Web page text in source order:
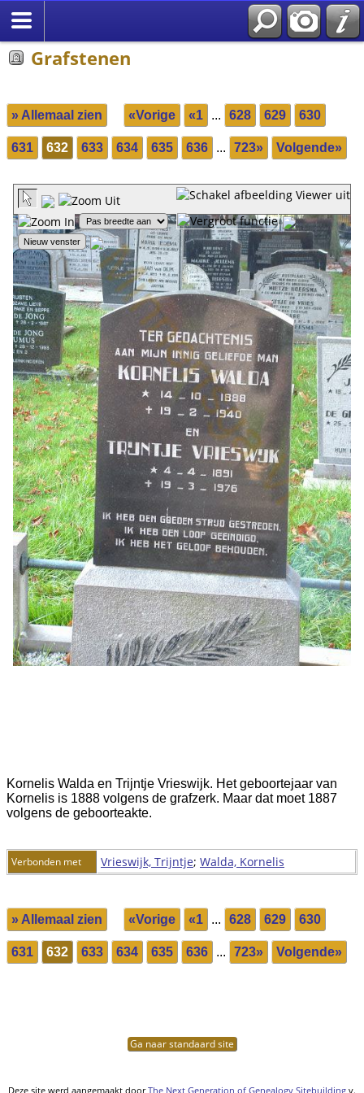
Grafstenen
» Allemaal zien «Vorige «1 ... 628 629 630
631 632 633 634 635 636 ... 723» Volgende»
Kornelis Walda en Trijntje Vrieswijk. Het geboortejaar van
Kornelis is 1888 volgens de grafzerk. Maar dat moet 1887
volgens de geboorteakte.
Verbonden met Vrieswijk, Trijntje; Walda, Kornelis
» Allemaal zien «Vorige «1 ... 628 629 630
631 632 633 634 635 636 ... 723» Volgende»
Ga naar standaard site
Deze site werd aangemaakt doorThe Next Generation of Genealogy Sitebuilding v.